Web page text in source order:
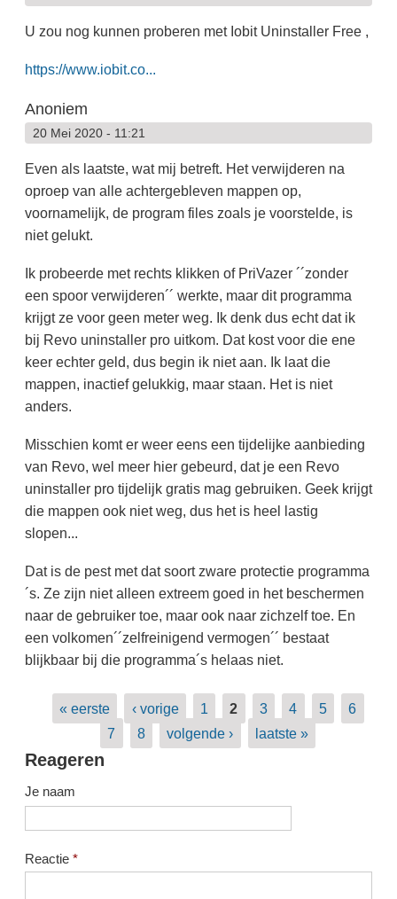
U zou nog kunnen proberen met Iobit Uninstaller Free ,
https://www.iobit.co...
Anoniem
20 Mei 2020 - 11:21
Even als laatste, wat mij betreft. Het verwijderen na
oproep van alle achtergebleven mappen op,
voornamelijk, de program files zoals je voorstelde, is
niet gelukt.
Ik probeerde met rechts klikken of PriVazer ´´zonder
een spoor verwijderen´´ werkte, maar dit programma
krijgt ze voor geen meter weg. Ik denk dus echt dat ik
bij Revo uninstaller pro uitkom. Dat kost voor die ene
keer echter geld, dus begin ik niet aan. Ik laat die
mappen, inactief gelukkig, maar staan. Het is niet
anders.
Misschien komt er weer eens een tijdelijke aanbieding
van Revo, wel meer hier gebeurd, dat je een Revo
uninstaller pro tijdelijk gratis mag gebruiken. Geek krijgt
die mappen ook niet weg, dus het is heel lastig
slopen...
Dat is de pest met dat soort zware protectie programma
´s. Ze zijn niet alleen extreem goed in het beschermen
naar de gebruiker toe, maar ook naar zichzelf toe. En
een volkomen´´zelfreinigend vermogen´´ bestaat
blijkbaar bij die programma´s helaas niet.
Pagina's
« eerste ‹ vorige 1 2 3 4 5
6
7
8 volgende › laatste »
Reageren
Je naam
Reactie *